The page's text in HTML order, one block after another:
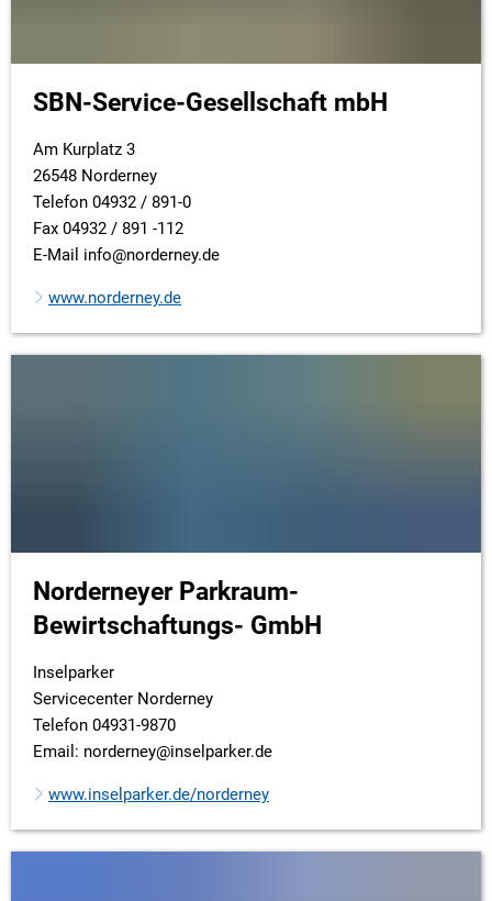
SBN-Service-Gesellschaft mbH
Am Kurplatz 3
26548 Norderney
Telefon 04932 / 891-0
Fax 04932 / 891 -112
E-Mail info@norderney.de
www.norderney.de
Norderneyer Parkraum-
Bewirtschaftungs- GmbH
Inselparker
Servicecenter Norderney
Telefon 04931-9870
Email: norderney@inselparker.de
www.inselparker.de/norderney